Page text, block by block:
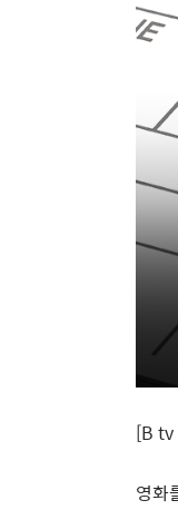
[B tv
영화